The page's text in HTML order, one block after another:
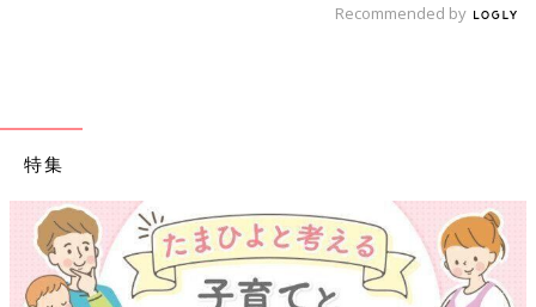
Recommended by
特集